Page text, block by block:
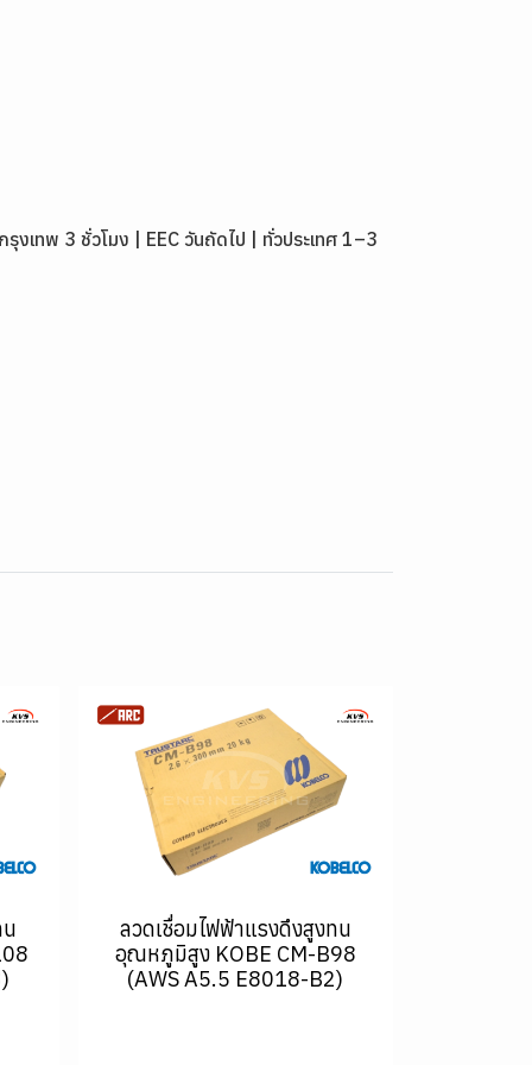
งเทพ 3 ชั่วโมง | EEC วันถัดไป | ทั่วประเทศ 1–3
ลวดเชื่อมไฟฟ้าแรงดึงสูงทน
อุณหภูมิสูง KOBE CM-B98
(AWS A5.5 E8018-B2)